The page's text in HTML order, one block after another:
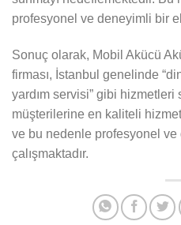
profesyonel ve deneyimli bir
Sonuç olarak, Mobil Akücü
firması, İstanbul genelinde
yardım servisi” gibi hizmetleri
müşterilerine en kaliteli
ve bu nedenle profesyonel
çalışmaktadır.